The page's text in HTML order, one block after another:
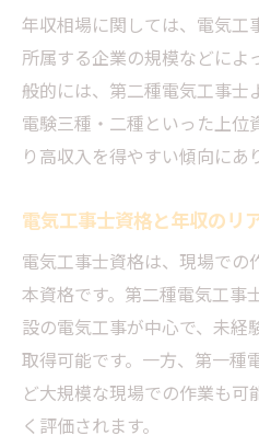
年収アップを実
電気工事士の選
電気工事の実務と将
電気工事技術の
電気工事士の実務
電気工事士資格
電気工事技術で
資格取得後の電気工
電気工事士資格
電気工事技術を
資格取得後の電気
年収相場に関しては、電気工
所属する企業の規模などによ
般的には、第二種電気工事士
電験三種・二種といった上位
り高収入を得やすい傾向にあ
電気工事士資格と年収のリ
電気工事士資格は、現場で
本資格です。第二種電気工事
設の電気工事が中心で、未経
取得可能です。一方、第一種
ど大規模な現場での作業も
く評価されます。